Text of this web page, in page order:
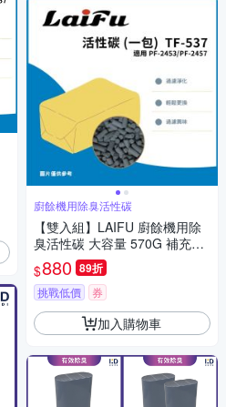
廚餘機用除臭活性碳
【雙入組】LAIFU 廚餘機用除
臭活性碳 大容量 570G 補充包
TF-537 活性碳
$880 89折
挑戰低價 券
加入購物車